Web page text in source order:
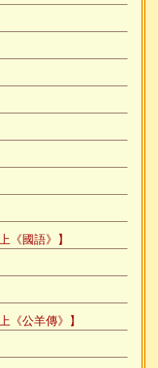
《國語》】
《公羊傳》】